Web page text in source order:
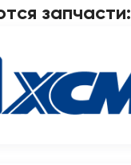
запчасти: